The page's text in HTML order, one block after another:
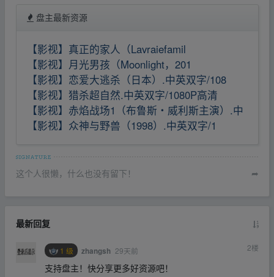
盘主最新资源
【影视】真正的家人（Lavraiefamil
【影视】月光男孩（Moonlight，201
【影视】恋爱大逃杀（日本）.中英双字/108
【影视】猎杀超自然.中英双字/1080P高清
【影视】赤焰战场1（布鲁斯・威利斯主演）.中
【影视】众神与野兽（1998）.中英双字/1
这个人很懒，什么也没有留下！ ➦
最新回复
1 级 zhangsh 29天前 2楼
支持盘主！快分享更多好资源吧！